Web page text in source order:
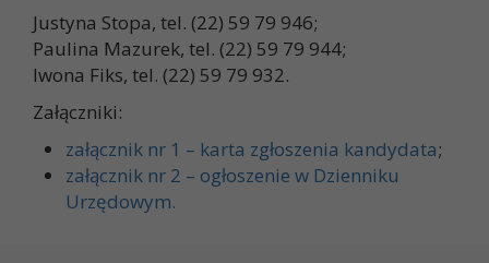
Justyna Stopa, tel. (22) 59 79 946;
Paulina Mazurek, tel. (22) 59 79 944;
Iwona Fiks, tel. (22) 59 79 932.
Załączniki:
załącznik nr 1 – karta zgłoszenia kandydata;
załącznik nr 2 – ogłoszenie w Dzienniku
Urzędowym.